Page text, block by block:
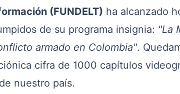
(FUNDELT) ha alcanzado
de su programa insignia: "La
armado en Colombia".
cifra de 1000 capítulos
nuestro país.